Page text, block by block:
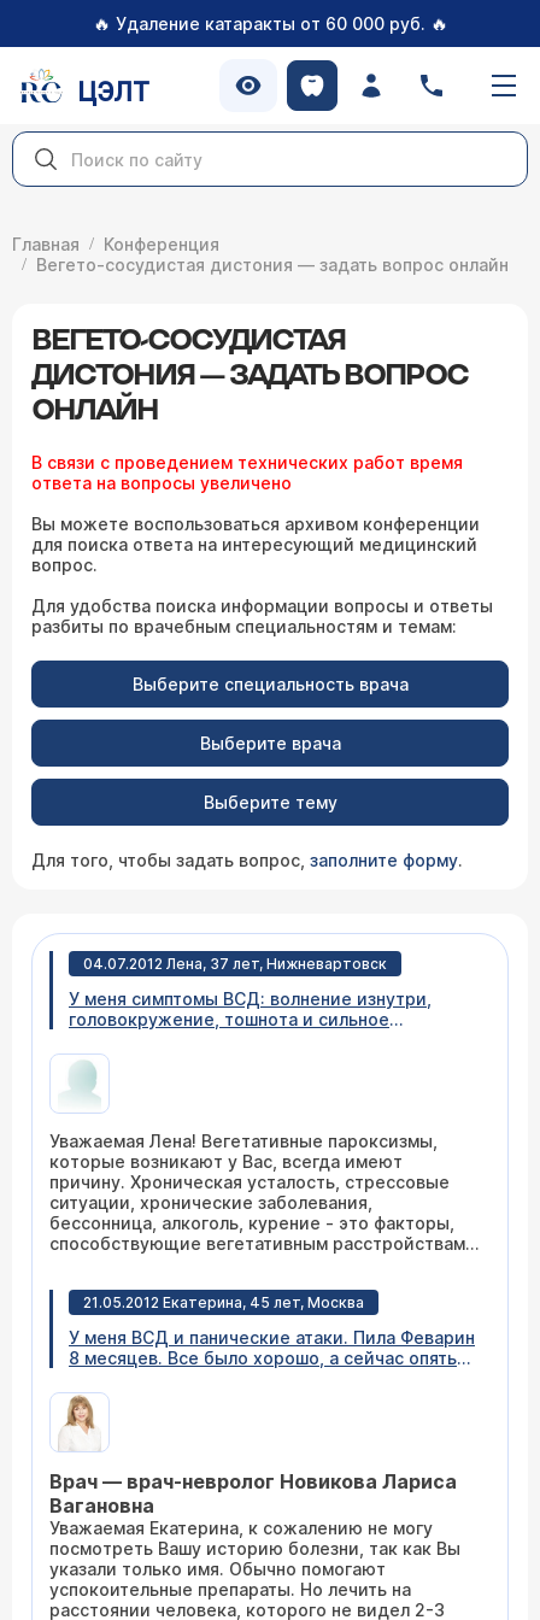
🔥 Удаление катаракты от 60 000 руб. 🔥
ЦЭЛТ
Главная
Конференция
Вегето-сосудистая дистония — задать вопрос онлайн
ВЕГЕТО-СОСУДИСТАЯ
ДИСТОНИЯ — ЗАДАТЬ ВОПРОС
ОНЛАЙН
В связи с проведением технических работ время
ответа на вопросы увеличено
Вы можете воспользоваться архивом конференции
для поиска ответа на интересующий медицинский
вопрос.
Для удобства поиска информации вопросы и ответы
разбиты по врачебным специальностям и темам:
Выберите специальность врача
Выберите врача
Выберите тему
Для того, чтобы задать вопрос, заполните форму.
04.07.2012 Лена, 37 лет, Нижневартовск
У меня симптомы ВСД: волнение изнутри,
головокружение, тошнота и сильное
больше волнует, когда еще сильные спазмы
пальцев рук (они сильно сжимаются и разжать
не могу). А один раз даже было на лице, как
Я никуда выехать не могу. Это случайно не
инсульт был? Мой невропатолог говорит,
ничего страшного. На счет мышц лица и рук он
ничего не сказал. Я много читала про ВСД, но
ни у кого такого нет.
Уважаемая Лена! Вегетативные пароксизмы,
которые возникают у Вас, всегда имеют
причину. Хроническая усталость, стрессовые
ситуации, хронические заболевания,
бессонница, алкоголь, курение - это факторы,
способствующие вегетативным расстройствам.
другому или к психоневрологу. Описанные Вами
подобранного лечения.
21.05.2012 Екатерина, 45 лет, Москва
У меня ВСД и панические атаки. Пила Феварин
8 месяцев. Все было хорошо, а сейчас опять
состояния и мысли о смерти. Немеет левая
сторона, тошнит, кружится голова и дикая
слабость. Сегодня ночью вызывала скорую.
(всю трясло, конечности немели, сердце
выпрыгивало). Врач сделал два укола.
Давление немного понизилось, но тряска так и
не прошла до сих пор (почти сутки). Сейчас у
меня такая слабость, что с трудом дохожу до
туалета. Подскажите, пожалуйста, что мне
попринимать, чтобы хотя бы доехать до Вас?
Врач — врач-невролог Новикова Лариса
Вагановна
Уважаемая Екатерина, к сожалению не могу
посмотреть Вашу историю болезни, так как Вы
указали только имя. Обычно помогают
успокоительные препараты. Но лечить на
расстоянии человека, которого не видел 2-3